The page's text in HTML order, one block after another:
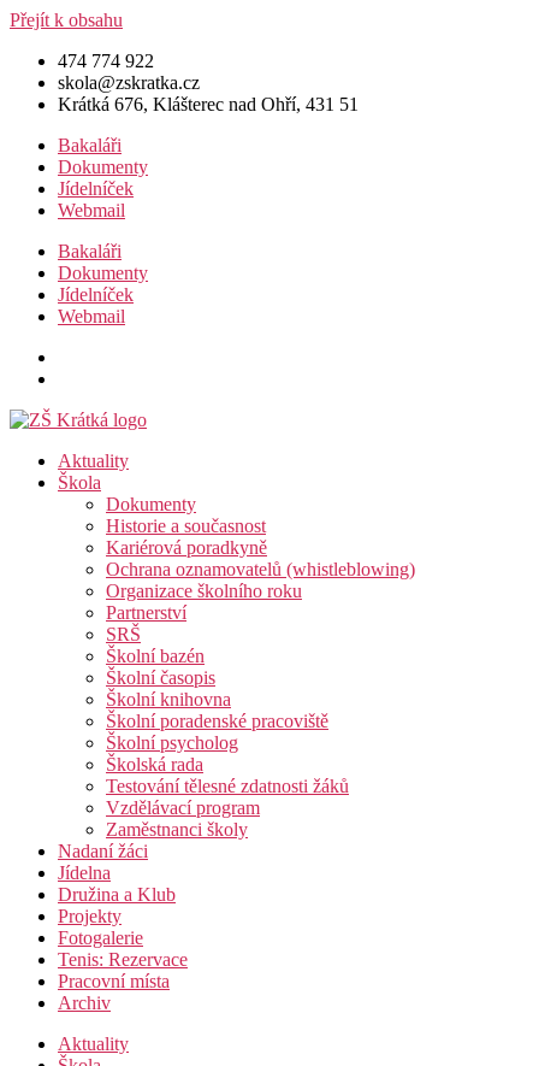
Přejít k obsahu
474 774 922
skola@zskratka.cz
Krátká 676, Klášterec nad Ohří, 431 51
Bakaláři
Dokumenty
Jídelníček
Webmail
Bakaláři
Dokumenty
Jídelníček
Webmail
Aktuality
Škola
Dokumenty
Historie a současnost
Kariérová poradkyně
Ochrana oznamovatelů (whistleblowing)
Organizace školního roku
Partnerství
SRŠ
Školní bazén
Školní časopis
Školní knihovna
Školní poradenské pracoviště
Školní psycholog
Školská rada
Testování tělesné zdatnosti žáků
Vzdělávací program
Zaměstnanci školy
Nadaní žáci
Jídelna
Družina a Klub
Projekty
Fotogalerie
Tenis: Rezervace
Pracovní místa
Archiv
Aktuality